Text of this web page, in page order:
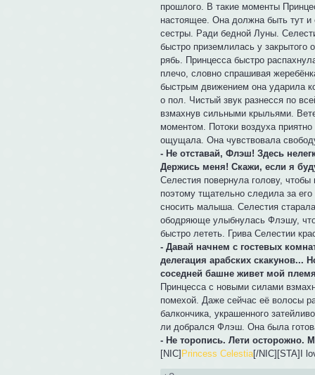
прошлого. В такие моменты
настоящее. Она должна быть тут
сестры. Ради бедной Луны.
быстро приземлилась у закрытого
рябь. Принцесса быстро
плечо, словно спрашивая
быстрым движением она ударила
о пол. Чистый звук разнесся по
взмахнув сильными крыльями.
моментом. Потоки воздуха
ощущала. Она чувствовала
- Не отставай, Флэш! Здесь
Держись меня! Скажи, если я
Селестия повернула голову,
поэтому тщательно следила за
сносить малыша. Селестия
ободряюще улыбнулась Флэшу,
быстро лететь. Грива Селестии
- Давай начнем с гостевых
делегация арабских скакунов...
соседней башне живет мой
Принцесса с новыми силами
помехой. Даже сейчас её волосы
балкончика, украшенного
ли добрался Флэш. Она была
- Не торопись. Лети осторожно.
[NIC] Princess Celestia[/NIC][STA]I